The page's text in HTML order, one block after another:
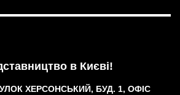
в Києві!
ХЕРСОНСЬКИЙ, БУД. 1, ОФІС